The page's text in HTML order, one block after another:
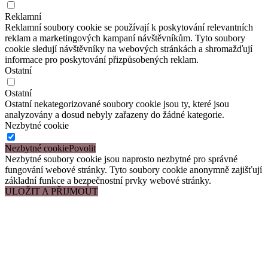
Reklamní
Reklamní soubory cookie se používají k poskytování relevantních
reklam a marketingových kampaní návštěvníkům. Tyto soubory
cookie sledují návštěvníky na webových stránkách a shromažďují
informace pro poskytování přizpůsobených reklam.
Ostatní
Ostatní
Ostatní nekategorizované soubory cookie jsou ty, které jsou
analyzovány a dosud nebyly zařazeny do žádné kategorie.
Nezbytné cookie
Nezbytné cookie
Nezbytné soubory cookie jsou naprosto nezbytné pro správné
fungování webové stránky. Tyto soubory cookie anonymně zajišťují
základní funkce a bezpečnostní prvky webové stránky.
ULOŽIT A PŘIJMOUT